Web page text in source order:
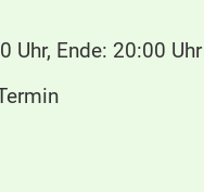
Uhr, Ende: 20:00 Uhr